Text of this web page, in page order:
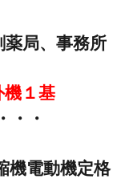
薬局、事務所
機１基
・・
機電動機定格